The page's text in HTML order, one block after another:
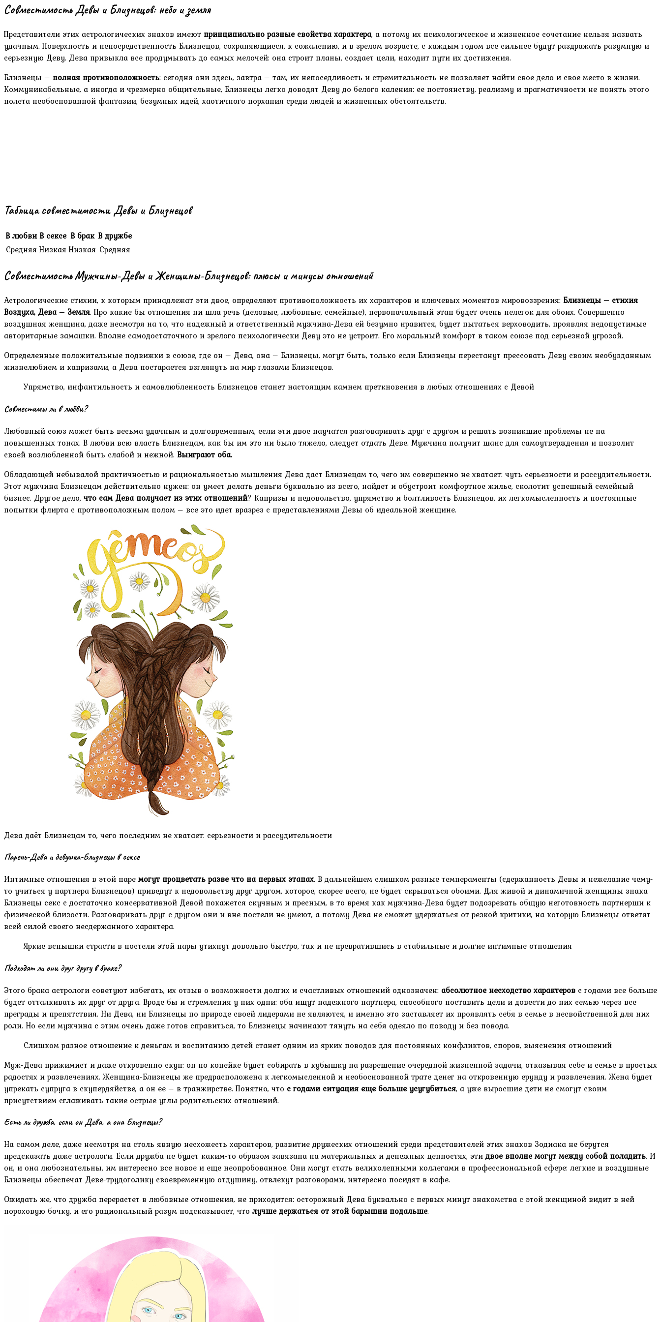
Совместимость Девы и Близнецов: небо и земля
Представители этих астрологических знаков имеют принципиально разные свойства характера, а потому их психологическое и жизненное сочетание нельзя назвать
удачным. Поверхность и непосредственность Близнецов, сохраняющиеся, к сожалению, и в зрелом возрасте, с каждым годом все сильнее будут раздражать разумную и
серьезную Деву. Дева привыкла все продумывать до самых мелочей: она строит планы, создает цели, находит пути их достижения.
Близнецы – полная противоположность: сегодня они здесь, завтра – там, их непоседливость и стремительность не позволяет найти свое дело и свое место в жизни.
Коммуникабельные, а иногда и чрезмерно общительные, Близнецы легко доводят Деву до белого каления: ее постоянству, реализму и прагматичности не понять этого
полета необоснованной фантазии, безумных идей, хаотичного порхания среди людей и жизненных обстоятельств.
Таблица совместимости Девы и Близнецов
В любви В сексе В брак В дружбе
Средняя Низкая Низкая Средняя
Совместимость Мужчины-Девы и Женщины-Близнецов: плюсы и минусы отношений
Астрологические стихии, к которым принадлежат эти двое, определяют противоположность их характеров и ключевых моментов мировоззрения: Близнецы – стихия
Воздуха, Дева – Земля. Про какие бы отношения ни шла речь (деловые, любовные, семейные), первоначальный этап будет очень нелегок для обоих. Совершенно
воздушная женщина, даже несмотря на то, что надежный и ответственный мужчина-Дева ей безумно нравится, будет пытаться верховодить, проявляя недопустимые
авторитарные замашки. Вполне самодостаточного и зрелого психологически Деву это не устроит. Его моральный комфорт в таком союзе под серьезной угрозой.
Определенные положительные подвижки в союзе, где он – Дева, она – Близнецы, могут быть, только если Близнецы перестанут прессовать Деву своим необузданным
жизнелюбием и капризами, а Дева постарается взглянуть на мир глазами Близнецов.
Упрямство, инфантильность и самовлюбленность Близнецов станет настоящим камнем преткновения в любых отношениях с Девой
Совместимы ли в любви?
Любовный союз может быть весьма удачным и долговременным, если эти двое научатся разговаривать друг с другом и решать возникшие проблемы не на
повышенных тонах. В любви всю власть Близнецам, как бы им это ни было тяжело, следует отдать Деве. Мужчина получит шанс для самоутверждения и позволит
своей возлюбленной быть слабой и нежной. Выиграют оба.
Обладающей небывалой практичностью и рациональностью мышления Дева даст Близнецам то, чего им совершенно не хватает: чуть серьезности и рассудительности.
Этот мужчина Близнецам действительно нужен: он умеет делать деньги буквально из всего, найдет и обустроит комфортное жилье, сколотит успешный семейный
бизнес. Другое дело, что сам Дева получает из этих отношений? Капризы и недовольство, упрямство и болтливость Близнецов, их легкомысленность и постоянные
попытки флирта с противоположным полом – все это идет вразрез с представлениями Девы об идеальной женщине.
Дева даёт Близнецам то, чего последним не хватает: серьезности и рассудительности
Парень-Дева и девушка-Близнецы в сексе
Интимные отношения в этой паре могут процветать разве что на первых этапах. В дальнейшем слишком разные темпераменты (сдержанность Девы и нежелание чему-
то учиться у партнера Близнецов) приведут к недовольству друг другом, которое, скорее всего, не будет скрываться обоими. Для живой и динамичной женщины знака
Близнецы секс с достаточно консервативной Девой покажется скучным и пресным, в то время как мужчина-Дева будет подозревать общую неготовность партнерши к
физической близости. Разговаривать друг с другом они и вне постели не умеют, а потому Дева не сможет удержаться от резкой критики, на которую Близнецы ответят
всей силой своего несдержанного характера.
Яркие вспышки страсти в постели этой пары утихнут довольно быстро, так и не превратившись в стабильные и долгие интимные отношения
Подходят ли они друг другу в браке?
Этого брака астрологи советуют избегать, их отзыв о возможности долгих и счастливых отношений однозначен: абсолютное несходство характеров с годами все больше
будет отталкивать их друг от друга. Вроде бы и стремления у них одни: оба ищут надежного партнера, способного поставить цели и довести до них семью через все
преграды и препятствия. Ни Дева, ни Близнецы по природе своей лидерами не являются, и именно это заставляет их проявлять себя в семье в несвойственной для них
роли. Но если мужчина с этим очень даже готов справиться, то Близнецы начинают тянуть на себя одеяло по поводу и без повода.
Слишком разное отношение к деньгам и воспитанию детей станет одним из ярких поводов для постоянных конфликтов, споров, выяснения отношений
Муж-Дева прижимист и даже откровенно скуп: он по копейке будет собирать в кубышку на разрешение очередной жизненной задачи, отказывая себе и семье в простых
радостях и развлечениях. Женщина-Близнецы же предрасположена к легкомысленной и необоснованной трате денег на откровенную ерунду и развлечения. Жена будет
упрекать супруга в скупердяйстве, а он ее – в транжирстве. Понятно, что с годами ситуация еще больше усугубиться, а уже выросшие дети не смогут своим
присутствием сглаживать такие острые углы родительских отношений.
Есть ли дружба, если он Дева, а она Близнецы?
На самом деле, даже несмотря на столь явную несхожесть характеров, развитие дружеских отношений среди представителей этих знаков Зодиака не берутся
предсказать даже астрологи. Если дружба не будет каким-то образом завязана на материальных и денежных ценностях, эти двое вполне могут между собой поладить. И
он, и она любознательны, им интересно все новое и еще неопробованное. Они могут стать великолепными коллегами в профессиональной сфере: легкие и воздушные
Близнецы обеспечат Деве-трудоголику своевременную отдушину, отвлекут разговорами, интересно посидят в кафе.
Ожидать же, что дружба перерастет в любовные отношения, не приходится: осторожный Дева буквально с первых минут знакомства с этой женщиной видит в ней
пороховую бочку, и его рациональный разум подсказывает, что лучше держаться от этой барышни подальше.